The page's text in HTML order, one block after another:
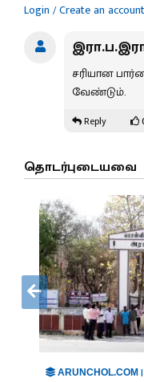
Login / Create an account
சரியான
வேண்டும்.
Reply
தொடர்புடையவை
ARUNCHOL.COM